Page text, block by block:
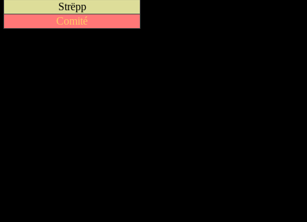
Strëpp
Comité